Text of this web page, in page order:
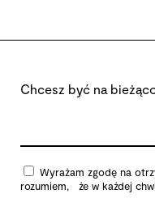
Chcesz być na
Wyrażam zgodę na
rozumiem, że w każdej